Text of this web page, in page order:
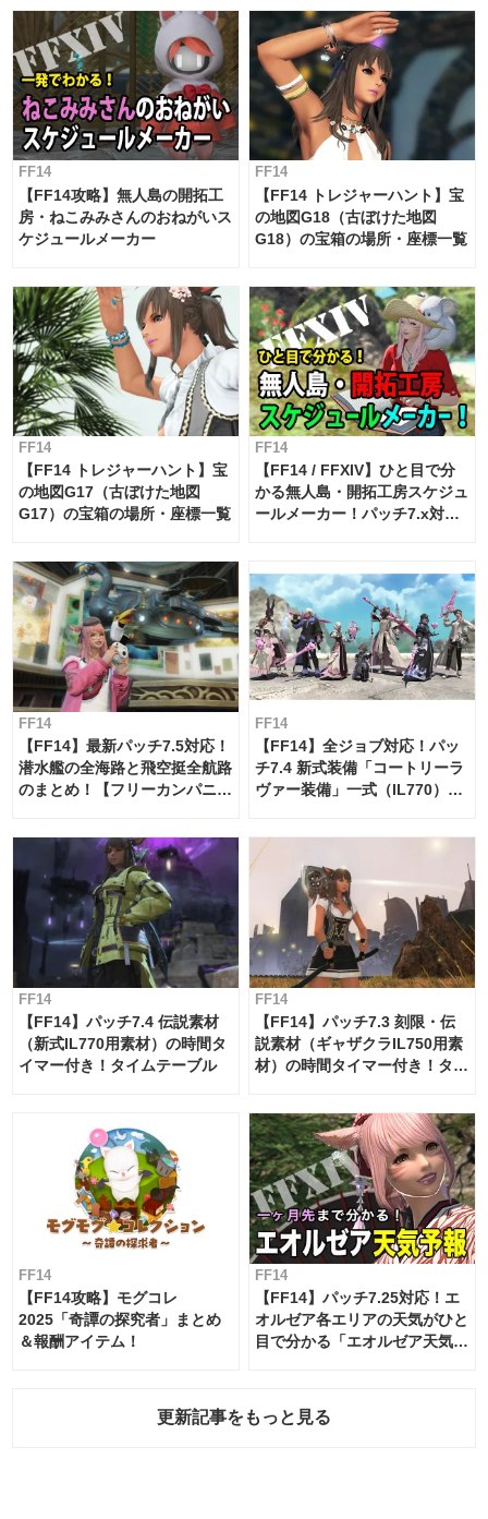
FF14
【FF14攻略】無人島の開拓工
房・ねこみみさんのおねがいス
ケジュールメーカー
FF14
【FF14 トレジャーハント】宝
の地図G18（古ぼけた地図
G18）の宝箱の場所・座標一覧
FF14
【FF14 トレジャーハント】宝
の地図G17（古ぼけた地図
G17）の宝箱の場所・座標一覧
FF14
【FF14 / FFXIV】ひと目で分
かる無人島・開拓工房スケジュ
ールメーカー！パッチ7.x対応
FF14
【FF14】最新パッチ7.5対応！
潜水艦の全海路と飛空挺全航路
のまとめ！【フリーカンパニ
FF14
【FF14】全ジョブ対応！パッ
チ7.4 新式装備「コートリーラ
ヴァー装備」一式（IL770）の
FF14
【FF14】パッチ7.4 伝説素材
（新式IL770用素材）の時間タ
イマー付き！タイムテーブル
FF14
【FF14】パッチ7.3 刻限・伝
説素材（ギャザクラIL750用素
材）の時間タイマー付き！タイ
FF14
【FF14攻略】モグコレ
2025「奇譚の探究者」まとめ
＆報酬アイテム！
FF14
【FF14】パッチ7.25対応！エ
オルゼア各エリアの天気がひと
目で分かる「エオルゼア天気予
更新記事をもっと見る